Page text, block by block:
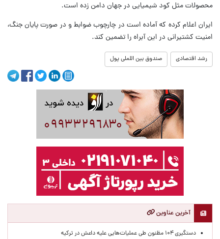
محصولات مثل کود شیمیایی در جهان دامن زده است.
ایران اعلام کرده که آماده است در چارچوب ضوابط و در صورت پایان جنگ،
امنیت کشتیرانی در این آبراه را تضمین کند.
رشد اقتصادی صندوق بین اللملی پول
آخرین عناوین
دستگیری ۱۰۴ مظنون طی عملیات‌هایی علیه داعش در ترکیه